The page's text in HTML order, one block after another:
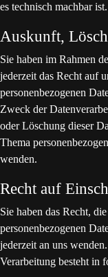
es technisch machbar ist.
Auskunft,
Sie haben im Rahmen
jederzeit das Recht auf
personenbezogenen
Zweck der
oder Löschung dieser
Thema
wenden.
Recht auf
Sie haben das Recht,
personenbezogenen
jederzeit an uns
Verarbeitung besteht in